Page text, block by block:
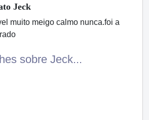
Jeck
muito meigo calmo nunca.foi a
sobre Jeck...